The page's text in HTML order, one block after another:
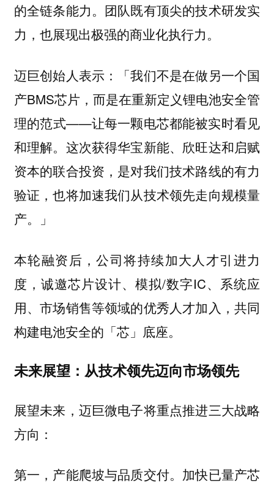
的全链条能力。团队既有顶尖的技术研发实
力，也展现出极强的商业化执行力。
迈巨创始人表示：「我们不是在做另一个国
产BMS芯片，而是在重新定义锂电池安全管
理的范式——让每一颗电芯都能被实时看见
和理解。这次获得华宝新能、欣旺达和启赋
资本的联合投资，是对我们技术路线的有力
验证，也将加速我们从技术领先走向规模量
产。」
本轮融资后，公司将持续加大人才引进力
度，诚邀芯片设计、模拟/数字IC、系统应
用、市场销售等领域的优秀人才加入，共同
构建电池安全的「芯」底座。
未来展望：从技术领先迈向市场领先
展望未来，迈巨微电子将重点推进三大战略
方向：
第一，产能爬坡与品质交付。加快已量产芯